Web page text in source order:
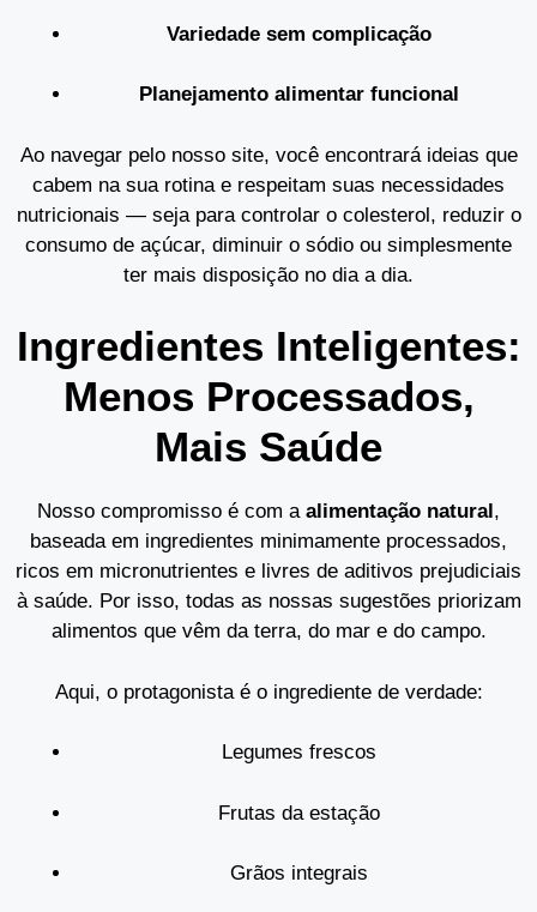
Variedade sem complicação
Planejamento alimentar funcional
Ao navegar pelo nosso site, você encontrará ideias que
cabem na sua rotina e respeitam suas necessidades
nutricionais — seja para controlar o colesterol, reduzir o
consumo de açúcar, diminuir o sódio ou simplesmente
ter mais disposição no dia a dia.
Ingredientes Inteligentes:
Menos Processados,
Mais Saúde
Nosso compromisso é com a alimentação natural ,
baseada em ingredientes minimamente processados,
ricos em micronutrientes e livres de aditivos prejudiciais
à saúde. Por isso, todas as nossas sugestões priorizam
alimentos que vêm da terra, do mar e do campo.
Aqui, o protagonista é o ingrediente de verdade:
Legumes frescos
Frutas da estação
Grãos integrais